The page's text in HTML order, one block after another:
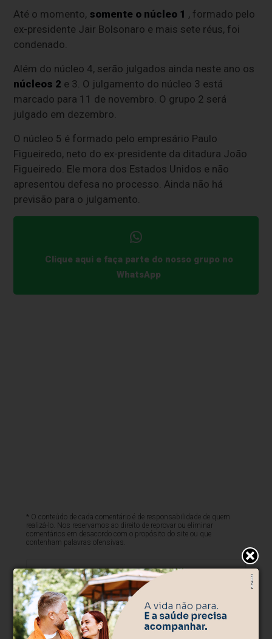
Até o momento, somente o núcleo 1 , formado pelo
ex-presidente Jair Bolsonaro e mais sete réus, foi
condenado.
Além do núcleo 4, serão julgados ainda neste ano os
núcleos 2 e 3. O julgamento do núcleo 3 está
marcado para 11 de novembro. O grupo 2 será
julgado em dezembro.
O núcleo 5 é formado pelo empresário Paulo
Figueiredo, neto do ex-presidente da ditadura João
Figueiredo. Ele mora dos Estados Unidos e não
apresentou defesa no processo. Ainda não há
previsão para o julgamento.
Clique aqui e faça parte do nosso grupo no
WhatsApp
* O conteúdo de cada comentário é de responsabilidade de quem
realizá-lo. Nos reservamos ao direito de reprovar ou eliminar
comentários em desacordo com o propósito do site ou que
contenham palavras ofensivas.
500caracteres restantes.
Comentar